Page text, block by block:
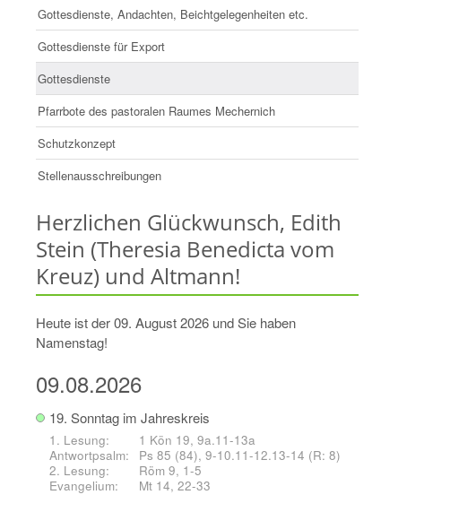
Gottesdienste, Andachten, Beichtgelegenheiten etc.
Gottesdienste für Export
Gottesdienste
Pfarrbote des pastoralen Raumes Mechernich
Schutzkonzept
Stellenausschreibungen
Herzlichen Glückwunsch, Edith
Stein (Theresia Benedicta vom
Kreuz) und Altmann!
Heute ist der 09. August 2026 und Sie haben
Namenstag!
09.08.2026
19. Sonntag im Jahreskreis
1 Kön 19, 9a.11-13a
Ps 85 (84), 9-10.11-12.13-14 (R: 8)
Röm 9, 1-5
Mt 14, 22-33